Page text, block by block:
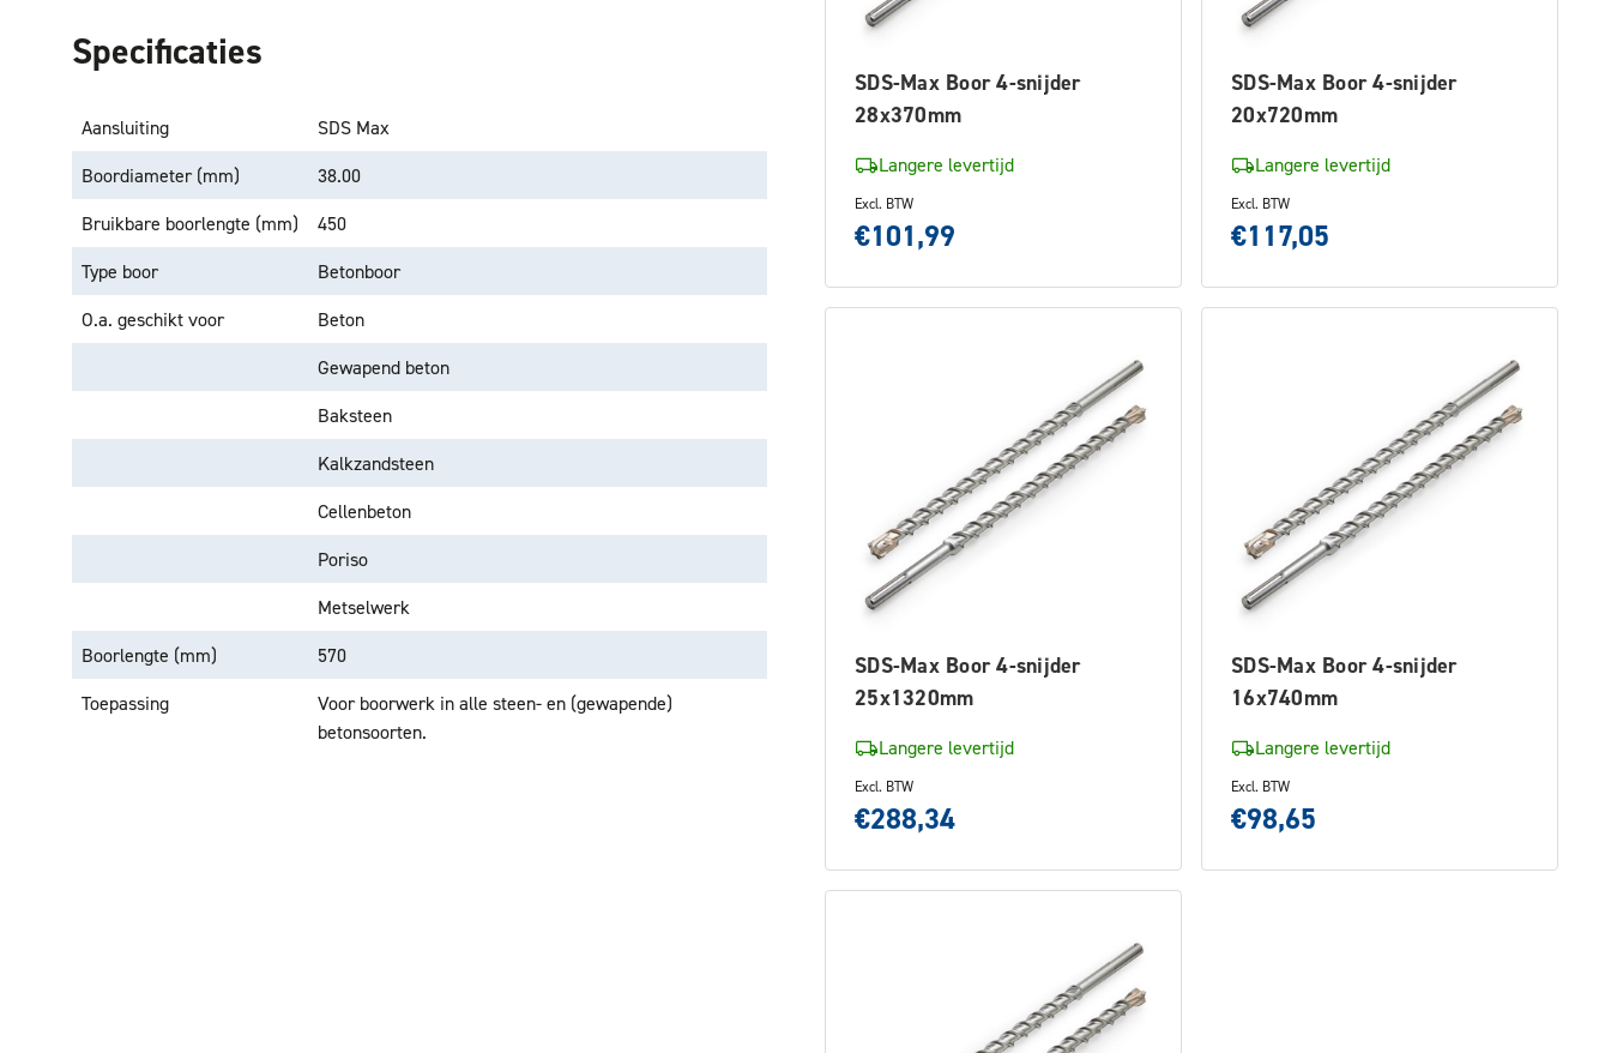
Specificaties
Aansluiting
SDS Max
Boordiameter (mm)
38.00
Bruikbare boorlengte (mm)
450
Type boor
Betonboor
O.a. geschikt voor
Beton
Gewapend beton
Baksteen
Kalkzandsteen
Cellenbeton
Poriso
Metselwerk
Boorlengte (mm)
570
Toepassing
Voor boorwerk in alle steen- en (gewapende)
betonsoorten.
SDS-Max Boor 4-snijder
28x370mm
Langere levertijd
Excl. BTW
€101,99
SDS-Max Boor 4-snijder
20x720mm
Langere levertijd
Excl. BTW
€117,05
SDS-Max Boor 4-snijder
25x1320mm
Langere levertijd
Excl. BTW
€288,34
SDS-Max Boor 4-snijder
16x740mm
Langere levertijd
Excl. BTW
€98,65